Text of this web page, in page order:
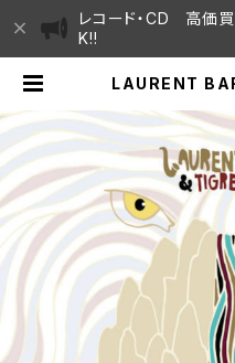
レコード・CD 高価
K!!
LAURENT
RYWHERE
OUSE / ハレま
らしの